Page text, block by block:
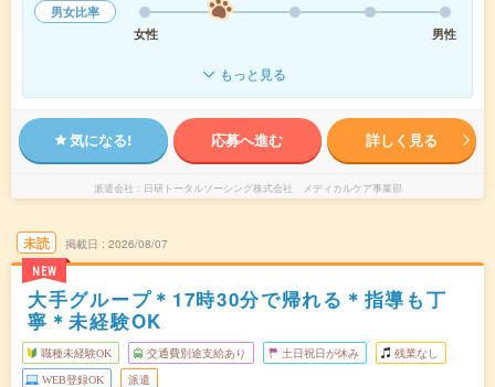
男女比率
女性
男性
もっと見る
気になる! 応募へ進む 詳しく見る
派遣会社 日研トータルソーシング株式会社 メディカルケア事業部
未読
NEW
掲載日 2026/08/07
大手グループ＊17時30分で帰れる＊指導も丁
寧＊未経験OK
職種未経験OK 交通費別途支給あり 土日祝日が休み 残業なし
WEB登録OK 派遣